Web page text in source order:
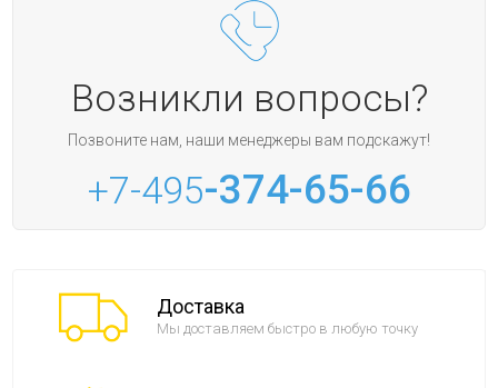
Возникли вопросы?
Позвоните нам, наши менеджеры вам подскажут!
+7-495-374-65-66
Доставка
Мы доставляем быстро в любую точку